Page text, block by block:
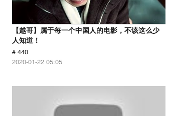
【越哥】属于每一个中国人的电影，不该这么少
人知道！
# 440
2020-01-22 05:05